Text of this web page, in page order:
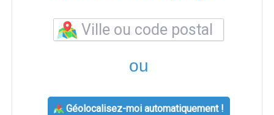
ou
Géolocalisez-moi automatiquement !